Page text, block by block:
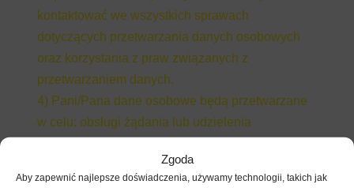
Zgoda
Aby zapewnić najlepsze doświadczenia, używamy technologii, takich jak
kontaktować we wszystkich sprawach
dotyczących przetwarzania danych osobowych
oraz korzystania z praw związanych z
przetwarzaniem danych.
4) Pani/Pana dane osobowe będą przetwarzane
w celu: obsługi żądania lub udzielenia
pośrednictwem formularza kontaktowego –